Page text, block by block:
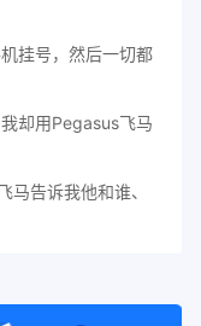
挂号，然后一切都
却用Pegasus飞马
马告诉我他和谁、